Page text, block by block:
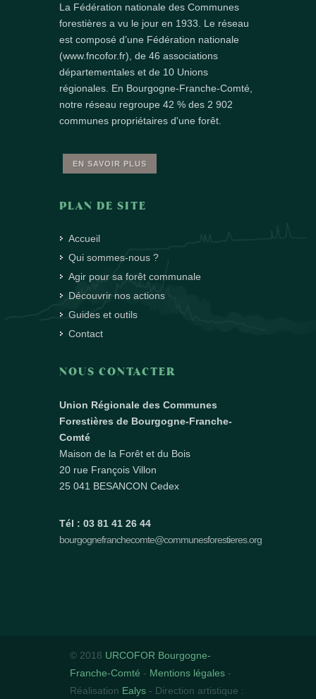
La Fédération nationale des Communes
forestières a vu le jour en 1933. Le réseau
est composé d’une Fédération nationale
(www.fncofor.fr), de 46 associations
départementales et de 10 Unions
régionales. En Bourgogne-Franche-Comté,
notre réseau regroupe 42 % des 2 902
communes propriétaires d'une forêt.
EN SAVOIR PLUS
PLAN DE SITE
Accueil
Qui sommes-nous ?
Agir pour sa forêt communale
Découvrir nos actions
Guides et outils
Contact
NOUS CONTACTER
Union Régionale des Communes
Forestières de Bourgogne-Franche-
Comté
Maison de la Forêt et du Bois
20 rue François Villon
25 041 BESANCON Cedex
Tél : 03 81 41 26 44
bourgognefranchecomte@communesforestieres.org
© 2018 URCOFOR Bourgogne-
Franche-Comté - Mentions légales -
Réalisation Ealys - Direction artistique :